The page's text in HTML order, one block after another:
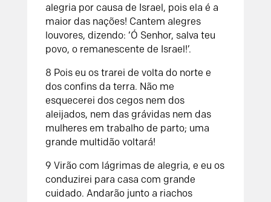
alegria por causa de Israel, pois ela é a
maior das nações! Cantem alegres
louvores, dizendo: ‘Ó Senhor, salva teu
povo, o remanescente de Israel!’.
8 Pois eu os trarei de volta do norte e
dos confins da terra. Não me
esquecerei dos cegos nem dos
aleijados, nem das grávidas nem das
mulheres em trabalho de parto; uma
grande multidão voltará!
9 Virão com lágrimas de alegria, e eu os
conduzirei para casa com grande
cuidado. Andarão junto a riachos